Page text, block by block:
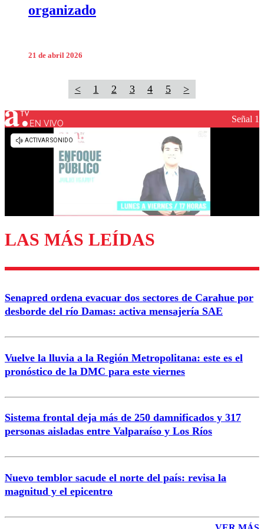
organizado
21 de abril 2026
< 1 2 3 4 5 >
EN VIVO Señal 1
LAS MÁS LEÍDAS
Senapred ordena evacuar dos sectores de Carahue por
desborde del río Damas: activa mensajería SAE
Vuelve la lluvia a la Región Metropolitana: este es el
pronóstico de la DMC para este viernes
Sistema frontal deja más de 250 damnificados y 317
personas aisladas entre Valparaíso y Los Ríos
Nuevo temblor sacude el norte del país: revisa la
magnitud y el epicentro